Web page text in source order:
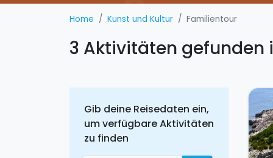
Home Kunst und Kultur Familientour
3 Aktivitäten gefunden
Gib deine Reisedaten ein,
um verfügbare Aktivitäten
zu finden